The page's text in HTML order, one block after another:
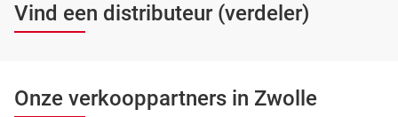
Vind een distributeur (verdeler)
Onze verkooppartners in Zwolle